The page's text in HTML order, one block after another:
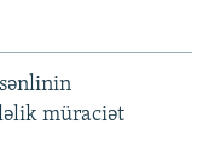
müraciət